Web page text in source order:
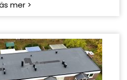
Väsby
mer >